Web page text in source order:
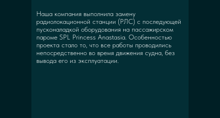
Наша компания выполнила замену
радиолокационной станции (РЛС) с последующей
пусконаладкой оборудования на пассажирском
пароме SPL Princess Anastasia. Особенностью
проекта стало то, что все работы проводились
непосредственно во время движения судна, без
вывода его из эксплуатации.